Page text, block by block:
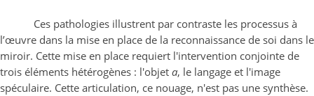
Ces pathologies illustrent par contraste les processus à
l’œuvre dans la mise en place de la reconnaissance de soi dans le
miroir. Cette mise en place requiert l'intervention conjointe de
trois éléments hétérogènes : l'objeta, le langage et l'image
spéculaire. Cette articulation, ce nouage, n'est pas une synthèse.